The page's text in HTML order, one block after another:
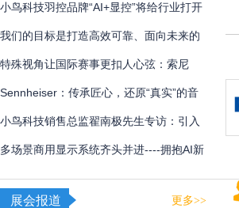
接难题？
小鸟科技羽控品牌“AI+显控”将给行业打开
怎样的新未来？
我们的目标是打造高效可靠、面向未来的
专业通讯解决方案
特殊视角让国际赛事更扣人心弦：索尼
BRC-AM7在宁波射击世界杯中的系统化应
用
Sennheiser：传承匠心，还原“真实”的音
频体验
小鸟科技销售总监翟南极先生专访：引入
AI，在新赛道甩开竞争对手
多场景商用显示系统齐头并进----拥抱AI新
时代，不断提升商显技术和显示效果
展会报道 更多>>